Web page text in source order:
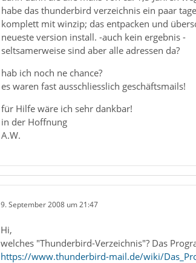
habe das thunderbird verzeichnis ein paar
komplett mit winzip; das entpacken und
neueste version install. -auch kein ergebnis -
seltsamerweise sind aber alle adressen da?
hab ich noch ne chance?
es waren fast ausschliesslich geschäftsmails!
für Hilfe wäre ich sehr dankbar!
in der Hoffnung
A.W.
9. September 2008 um 21:47
Hi,
welches "Thunderbird-Verzeichnis"? Das
https://www.thunderbird-mail.de/wiki/